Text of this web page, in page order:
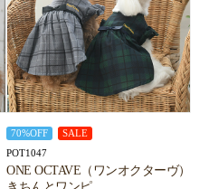
70%OFF SALE
POT1047
ONE OCTAVE（ワンオクターヴ）
きちんとワンピ
カートへ進む